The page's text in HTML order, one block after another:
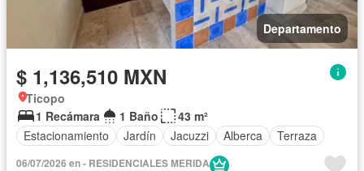
Departamento
$ 1,136,510 MXN
Ticopo
1 Recámara
1 Baño
43 m²
Estacionamiento
Jardín Jacuzzi Alberca Terraza
06/07/2026 en - RESIDENCIALES MERIDA